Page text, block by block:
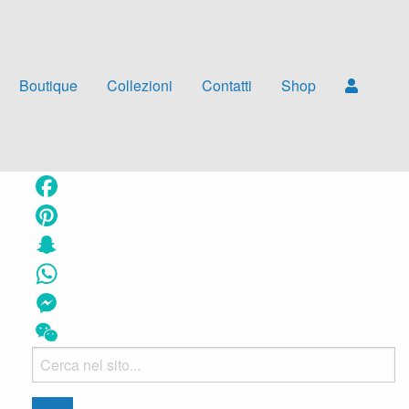
Boutique Collezioni Contatti Shop
Facebook
Pinterest
Snapchat
WhatsApp
Messenger
WeChat